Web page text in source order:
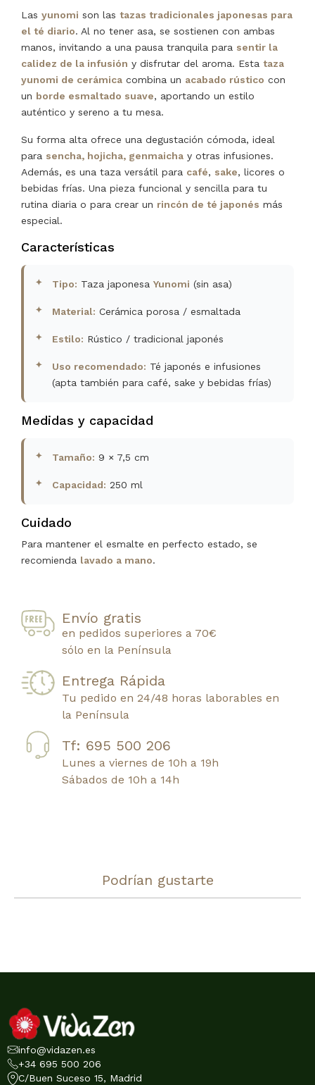
Las yunomi son las tazas tradicionales japonesas para
el té diario. Al no tener asa, se sostienen con ambas
manos, invitando a una pausa tranquila para sentir la
calidez de la infusión y disfrutar del aroma. Esta taza
yunomi de cerámica combina un acabado rústico con
un borde esmaltado suave, aportando un estilo
auténtico y sereno a tu mesa.
Su forma alta ofrece una degustación cómoda, ideal
para sencha, hojicha, genmaicha y otras infusiones.
Además, es una taza versátil para café, sake, licores o
bebidas frías. Una pieza funcional y sencilla para tu
rutina diaria o para crear un rincón de té japonés más
especial.
Características
Tipo: Taza japonesa Yunomi (sin asa)
Material: Cerámica porosa / esmaltada
Estilo: Rústico / tradicional japonés
Uso recomendado: Té japonés e infusiones
(apta también para café, sake y bebidas frías)
Medidas y capacidad
Tamaño: 9 × 7,5 cm
Capacidad: 250 ml
Cuidado
Para mantener el esmalte en perfecto estado, se
recomienda lavado a mano.
Envío gratis
en pedidos superiores a 70€
sólo en la Península
Entrega Rápida
Tu pedido en 24/48 horas laborables en
la Península
Tf: 695 500 206
Lunes a viernes de 10h a 19h
Sábados de 10h a 14h
Podrían gustarte
info@vidazen.es
+34 695 500 206
C/Buen Suceso 15, Madrid